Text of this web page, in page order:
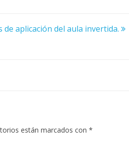
de aplicación del aula invertida.
están marcados con *